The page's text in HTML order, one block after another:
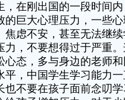
在刚出国的一段时间内
的巨大心理压力，一些
焦虑不安，甚至无法继
，不要想得过于严重。
心态，多与身边的老师
平，中国学生学习能力
也不要在孩子面前念叨